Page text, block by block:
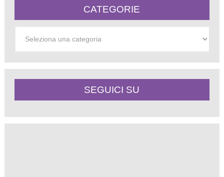
CATEGORIE
SEGUICI SU